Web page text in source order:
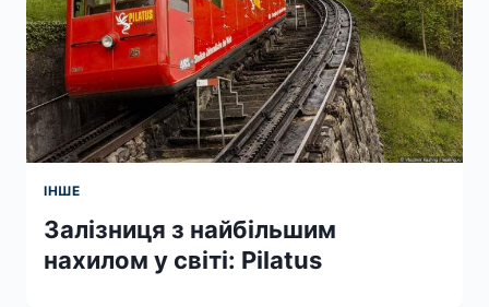
ІНШЕ
Залізниця з найбільшим
нахилом у світі: Pilatus